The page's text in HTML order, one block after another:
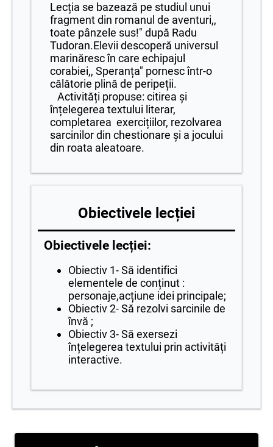
Lecția se bazează pe studiul unui
fragment din romanul de aventuri,,
toate pânzele sus!" după Radu
Tudoran.Elevii descoperă universul
marinăresc în care echipajul
corabiei,, Speranța" pornesc într-o
călătorie plină de peripeții.
Activități propuse: citirea și
înțelegerea textului literar,
completarea exercițiilor, rezolvarea
sarcinilor din chestionare și a jocului
din roata aleatoare.
Obiectivele lecției
Obiectivele lecției:
Obiectiv 1- Să identifici
elementele de conținut :
personaje,acțiune idei principale;
Obiectiv 2- Să rezolvi sarcinile de
învă ;
Obiectiv 3- Să exersezi
înțelegerea textului prin activități
interactive.